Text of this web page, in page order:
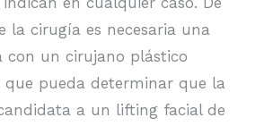
la cirugía es necesaria una
con un cirujano plástico
que pueda determinar que la
a un lifting facial de